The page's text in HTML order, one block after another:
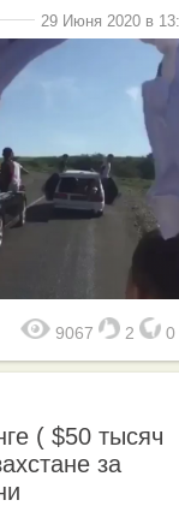
29 Июня 2020 в
9067 2 0
( $50 тысяч
за